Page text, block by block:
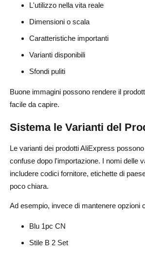
L'utilizzo nella vita reale
Dimensioni o scala
Caratteristiche importanti
Varianti disponibili
Sfondi puliti
Buone immagini possono rendere il
facile da capire.
Sistema le Varianti del
Le varianti dei prodotti AliExpress
confuse dopo l'importazione. I nomi delle
includere codici fornitore, etichette di
poco chiara.
Ad esempio, invece di mantenere opzioni
Blu 1pc CN
Stile B 2 Set